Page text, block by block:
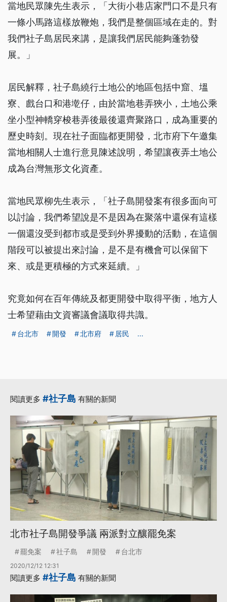
當地民眾陳先生表示，「大街小巷店家門口不是只有
一條小馬路這樣放鞭炮，我們是整個區域在走的。對
我們社子島居民來講，是讓我們居民能夠蓬勃發
展。」
居民解釋，社子島繞行土地公的地區包括中窟、塭
寮、戲台口和港墘仔，由於當地巷弄狹小，土地公乘
坐小型神轎穿梭巷弄後最後還齊聚路口，成為重要的
歷史時刻。現在社子面臨都更開發，北市府下午邀集
當地相關人士進行意見陳述說明，希望讓夜弄土地公
成為台灣無形文化資產。
當地民眾柳先生表示，「社子島開發案有很多面向可
以討論，我們希望說是不是因為在聚落中還保有這樣
一個還沒受到都市或是受到外界擾動的活動，在這個
階段可以被提出來討論，是不是有機會可以保留下
來、或是更積極的方式來延續。」
究竟如何在百年傳統及都更開發中取得平衡，地方人
士希望藉由文資審議會議取得共識。
台北市 開發 北市府 居民 ...
閱讀更多 #社子島 有關的新聞
北市社子島開發爭議 兩派對立釀罷免案
罷免案 社子島 開發 台北市
2020/12/12 12:31
閱讀更多 #社子島 有關的新聞